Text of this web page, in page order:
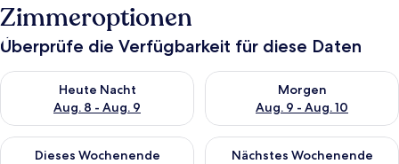
Zimmeroptionen
Überprüfe die Verfügbarkeit für diese Daten
Heute Nacht
Aug. 8 - Aug. 9
Überprüfe die Verfügbarkeit für heute Nacht, Aug. 8 - Aug. 9.
Morgen
Aug. 9 - Aug. 10
Überprüfe die Verfügbarkeit
Dieses Wochenende
Überprüfe die Verfügbarkeit für dieses Wochenende, Aug. 14
Nächstes Wochenende
Überprüfe die Verfügbarkeit